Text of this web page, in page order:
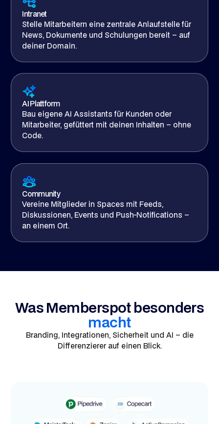
Intranet
Stelle Mitarbeitern eine zentrale Anlaufstelle für
News, Dokumente und Schulungen bereit – auf
deiner Domain.
AI Plattform
Bau eigene AI Assistants für Kunden oder
Mitarbeiter, gefüttert mit deinen Inhalten – ohne
Code.
Community
Vereine Mitglieder in Spaces mit Feeds,
Diskussionen, Events und Push-Notifications –
an einem Ort.
Was Memberspot besonders
macht
Branding, Integrationen, Sicherheit und AI – die
Differenzierer auf einen Blick.